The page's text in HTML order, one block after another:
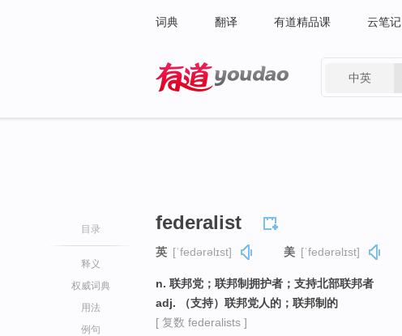
词典 翻译 有道精品课 云笔记
中英
目录
释义
权威词典
用法
例句
federalist
英 [ˈfedərəlɪst] 美 [ˈfedərəlɪst]
n. 联邦党；联邦制拥护者；支持北部联邦者
adj. （支持）联邦党人的；联邦制的
[ 复数 federalists ]